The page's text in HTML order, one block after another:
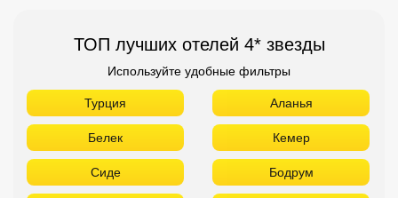
ТОП лучших отелей 4* звезды
Используйте удобные фильтры
Турция Аланья
Белек Кемер
Сиде Бодрум